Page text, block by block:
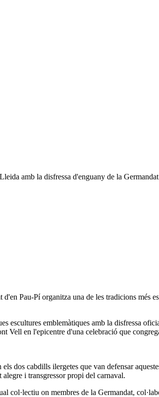
amb la disfressa d'enguany de la
Pau-Pí organitza una de les tradicions
escultures emblemàtiques amb la disfressa
Vell en l'epicentre d'una celebració que
dos cabdills ilergetes que van defensar
i transgressor propi del carnaval.
col·lectiu on membres de la Germandat,